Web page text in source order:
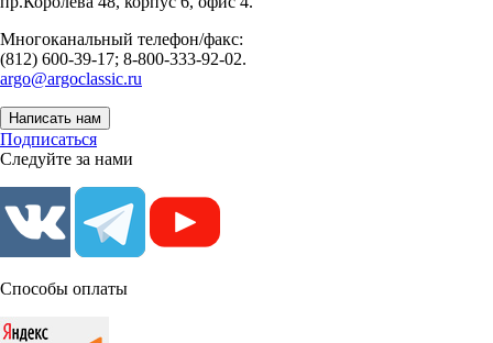
Многоканальный телефон/факс:
(812) 600-39-17; 8-800-333-92-02.
argo@argoclassic.ru
Написать нам
Подписаться
Следуйте за нами
Способы оплаты